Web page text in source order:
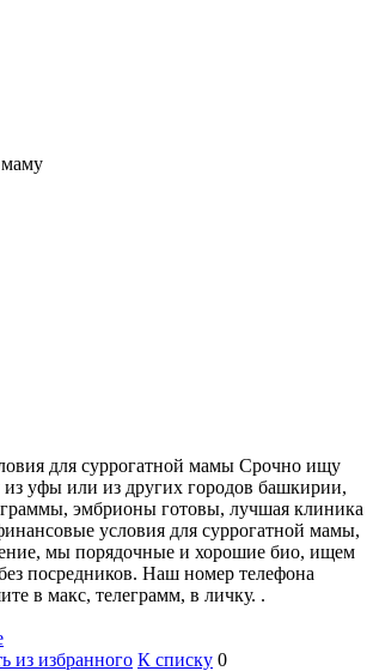
для суррогатной мамы Срочно ищу
уфы или из других городов башкирии,
эмбрионы готовы, лучшая клиника
условия для суррогатной мамы,
мы порядочные и хорошие био, ищем
посредников. Наш номер телефона
в макс, телеграмм, в личку. .
из избранного К списку 0